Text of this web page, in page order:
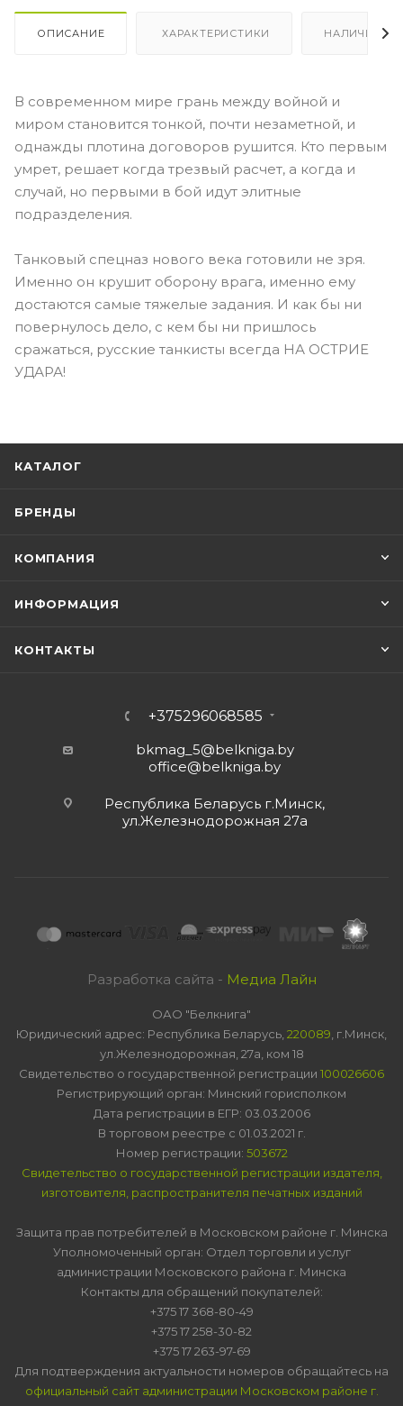
ОПИСАНИЕ ХАРАКТЕРИСТИКИ НАЛИЧИЕ
В современном мире грань между войной и
миром становится тонкой, почти незаметной, и
однажды плотина договоров рушится. Кто первым
умрет, решает когда трезвый расчет, а когда и
случай, но первыми в бой идут элитные
подразделения.
Танковый спецназ нового века готовили не зря.
Именно он крушит оборону врага, именно ему
достаются самые тяжелые задания. И как бы ни
повернулось дело, с кем бы ни пришлось
сражаться, русские танкисты всегда НА ОСТРИЕ
УДАРА!
КАТАЛОГ
БРЕНДЫ
КОМПАНИЯ
ИНФОРМАЦИЯ
КОНТАКТЫ
+375296068585
bkmag_5@belkniga.by
office@belkniga.by
Республика Беларусь г.Минск,
ул.Железнодорожная 27а
Разработка сайта - Медиа Лайн
ОАО "Белкнига"
Юридический адрес: Республика Беларусь, 220089 , г.Минск,
ул.Железнодорожная, 27а, ком 18
Свидетельство о государственной регистрации 100026606
Регистрирующий орган: Минский горисполком
Дата регистрации в ЕГР: 03.03.2006
В торговом реестре с 01.03.2021 г.
Номер регистрации: 503672
Свидетельство о государственной регистрации издателя,
изготовителя, распространителя печатных изданий
Защита прав потребителей в Московском районе г. Минска
Уполномоченный орган: Отдел торговли и услуг
администрации Московского района г. Минска
Контакты для обращений покупателей:
+375 17 368-80-49
+375 17 258-30-82
+375 17 263-97-69
Для подтверждения актуальности номеров обращайтесь на
официальный сайт администрации Московском районе г.